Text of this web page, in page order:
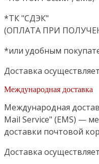
*ТК "СДЭК"
(ОПЛАТА ПРИ
*или удобным
Доставка
Международная доставка
Международная
Mail Service" (EMS) —
доставки почтовой
Доставка